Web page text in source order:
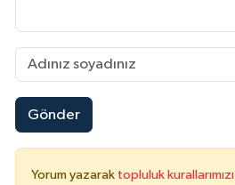
Gönder
Yorum yazarak topluluk kurallarımızı